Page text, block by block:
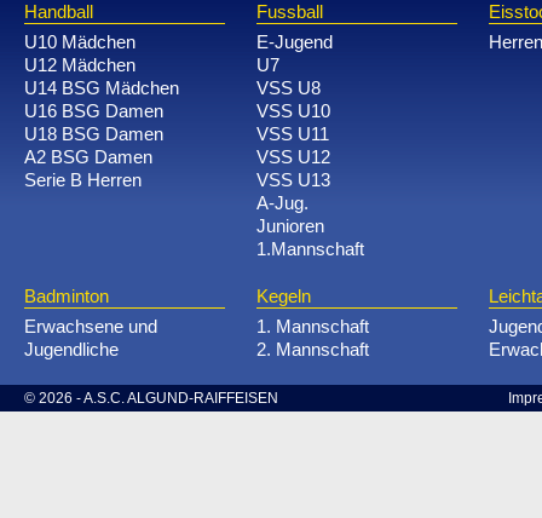
Handball
U10 Mädchen
U12 Mädchen
U14 BSG Mädchen
U16 BSG Damen
U18 BSG Damen
A2 BSG Damen
Serie B Herren
Fussball
E-Jugend
U7
VSS U8
VSS U10
VSS U11
VSS U12
VSS U13
A-Jug.
Junioren
1.Mannschaft
Herren
Badminton
Erwachsene und
Jugendliche
Kegeln
1. Mannschaft
2. Mannschaft
© 2026 - A.S.C. ALGUND-RAIFFEISEN